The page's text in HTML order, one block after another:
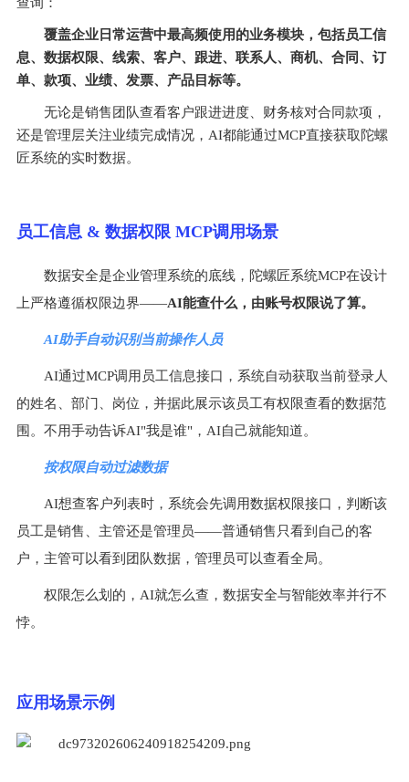
覆盖企业日常运营中最高频使用的业务模块，包括员工信
息、数据权限、线索、客户、跟进、联系人、商机、合同、订
单、款项、业绩、发票、产品目标等。
无论是销售团队查看客户跟进进度、财务核对合同款项，
还是管理层关注业绩完成情况，AI都能通过MCP直接获取陀螺
匠系统的实时数据。
员工信息 & 数据权限 MCP调用场景
数据安全是企业管理系统的底线，陀螺匠系统MCP在设计
上严格遵循权限边界——AI能查什么，由账号权限说了算。
AI助手自动识别当前操作人员
AI通过MCP调用员工信息接口，系统自动获取当前登录人
的姓名、部门、岗位，并据此展示该员工有权限查看的数据范
围。不用手动告诉AI"我是谁"，AI自己就能知道。
按权限自动过滤数据
AI想查客户列表时，系统会先调用数据权限接口，判断该
员工是销售、主管还是管理员——普通销售只看到自己的客
户，主管可以看到团队数据，管理员可以查看全局。
权限怎么划的，AI就怎么查，数据安全与智能效率并行不
悖。
应用场景示例